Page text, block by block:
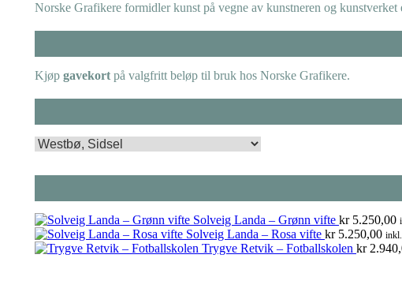
Norske Grafikere formidler kunst på vegne av kunstneren og
Kjøp gavekort på valgfritt beløp til bruk hos Norske Grafikere.
Solveig Landa – Grønn vifte kr5.250,00
Solveig Landa – Rosa vifte kr5.250,00
Trygve Retvik – Fotballskolen kr